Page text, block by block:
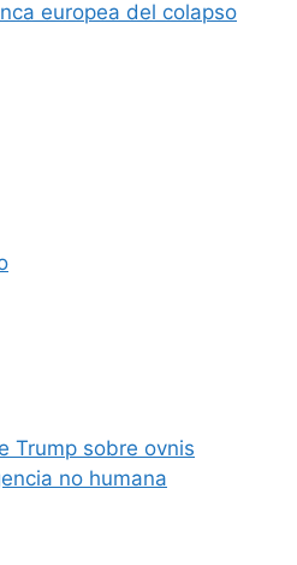
europea del colapso
Trump sobre ovnis
no humana